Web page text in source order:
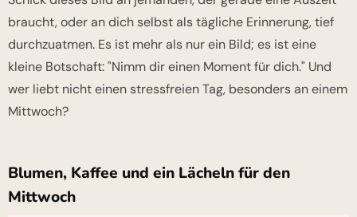
braucht, oder an dich selbst als tägliche Erinnerung, tief
durchzuatmen. Es ist mehr als nur ein Bild; es ist eine
kleine Botschaft: "Nimm dir einen Moment für dich." Und
wer liebt nicht einen stressfreien Tag, besonders an einem
Mittwoch?
Blumen, Kaffee und ein Lächeln für den
Mittwoch